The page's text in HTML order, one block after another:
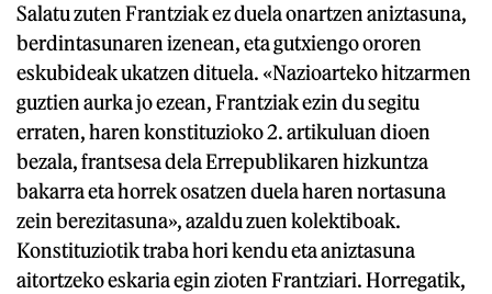
Salatu zuten Frantziak ez duela onartzen aniztasuna,
berdintasunaren izenean, eta gutxiengo ororen
eskubideak ukatzen dituela. «Nazioarteko hitzarmen
guztien aurka jo ezean, Frantziak ezin du segitu
erraten, haren konstituzioko 2. artikuluan dioen
bezala, frantsesa dela Errepublikaren hizkuntza
bakarra eta horrek osatzen duela haren nortasuna
zein berezitasuna», azaldu zuen kolektiboak.
Konstituziotik traba hori kendu eta aniztasuna
aitortzeko eskaria egin zioten Frantziari. Horregatik,